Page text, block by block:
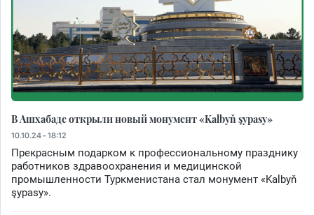
В Ашхабаде открыли новый монумент «Kalbyň şypasy»
10.10.24 - 18:12
Прекрасным подарком к профессиональному празднику
работников здравоохранения и медицинской
промышленности Туркменистана стал монумент «Kalbyň
şypasy».